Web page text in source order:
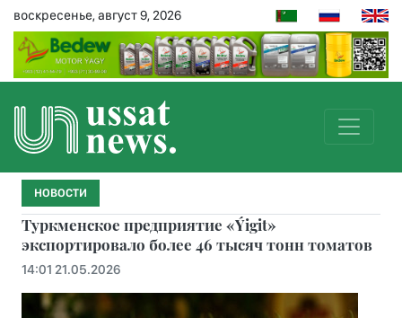
воскресенье, август 9, 2026
НОВОСТИ
Туркменское предприятие «Ýigit»
экспортировало более 46 тысяч тонн томатов
14:01 21.05.2026